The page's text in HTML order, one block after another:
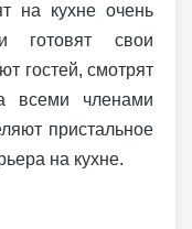
на кухне очень
готовят свои
гостей, смотрят
всеми членами
пристальное
на кухне.